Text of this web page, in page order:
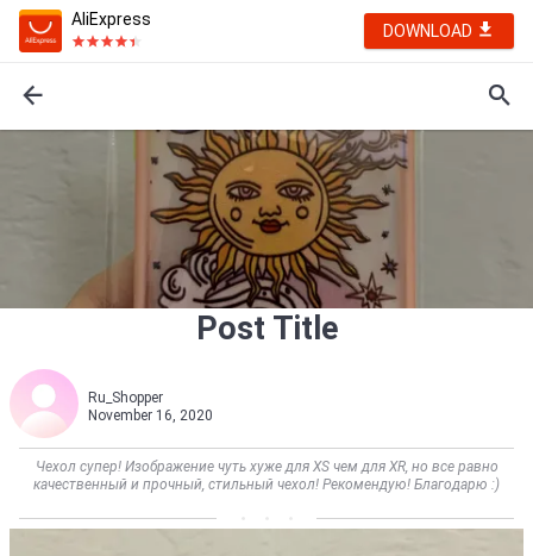
AliExpress
DOWNLOAD
Post Title
Ru_Shopper
November 16, 2020
Чехол супер! Изображение чуть хуже для XS чем для XR, но все равно
качественный и прочный, стильный чехол! Рекомендую! Благодарю :)